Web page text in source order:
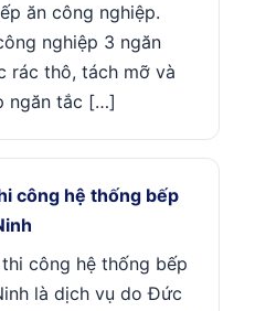
ăn công nghiệp.
nghiệp 3 ngăn
rác thô, tách mỡ và
ngăn tắc […]
công hệ thống bếp
công hệ thống bếp
là dịch vụ do Đức